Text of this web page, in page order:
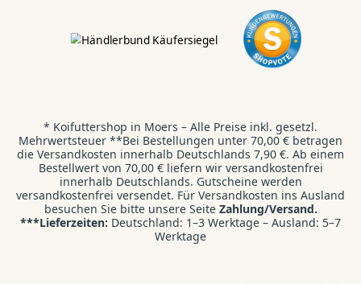
* Koifuttershop in Moers – Alle Preise inkl. gesetzl.
Mehrwertsteuer **Bei Bestellungen unter 70,00 € betragen
die Versandkosten innerhalb Deutschlands 7,90 €. Ab einem
Bestellwert von 70,00 € liefern wir versandkostenfrei
innerhalb Deutschlands. Gutscheine werden
versandkostenfrei versendet. Für Versandkosten ins Ausland
besuchen Sie bitte unsere Seite Zahlung/Versand.
***Lieferzeiten: Deutschland: 1–3 Werktage – Ausland: 5–7
Werktage
Kontaktiert uns direkt:
✉️ Kontaktformular
Wir freuen uns auf deine E-Mail.
📞 Direktanruf
+49 2841 9987710
KI-Suche / Beratung